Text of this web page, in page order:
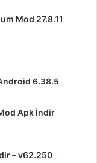
Mod 27.8.11
6.38.5
Apk İndir
– v62.250